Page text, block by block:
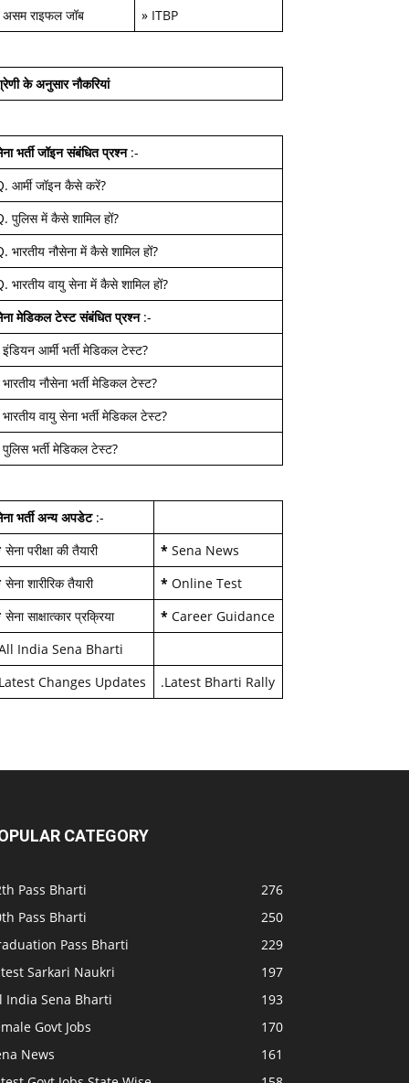
असम राइफल जॉब » ITBP
के अनुसार नौकरियां
भर्ती जॉइन संबंधित प्रश्न:-
आर्मी जॉइन कैसे करें?
पुलिस में कैसे शामिल हों?
भारतीय नौसेना में कैसे शामिल हों?
भारतीय वायु सेना में कैसे शामिल हों?
मेडिकल टेस्ट संबंधित प्रश्न:-
इंडियन आर्मी भर्ती मेडिकल टेस्ट?
भारतीय नौसेना भर्ती मेडिकल टेस्ट?
भारतीय वायु सेना भर्ती मेडिकल टेस्ट?
पुलिस भर्ती मेडिकल टेस्ट?
भर्ती अन्य अपडेट:-
सेना परीक्षा की तैयारी * Sena News
सेना शारीरिक तैयारी * Online Test
सेना साक्षात्कार प्रक्रिया * Career Guidance
India Sena Bharti
Latest Changes Updates .Latest Bharti Rally
CATEGORY
Pass Bharti
276
Pass Bharti
250
Pass Bharti
229
Sarkari Naukri
197
India Sena Bharti
193
Govt Jobs
170
News
161